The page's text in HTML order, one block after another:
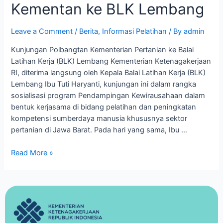
Kementan ke BLK Lembang
Leave a Comment / Berita, Informasi Pelatihan / Byadmin
Kunjungan Polbangtan Kementerian Pertanian ke Balai
Latihan Kerja (BLK) Lembang Kementerian Ketenagakerjaan
RI, diterima langsung oleh Kepala Balai Latihan Kerja (BLK)
Lembang Ibu Tuti Haryanti, kunjungan ini dalam rangka
sosialisasi program Pendampingan Kewirausahaan dalam
bentuk kerjasama di bidang pelatihan dan peningkatan
kompetensi sumberdaya manusia khususnya sektor
pertanian di Jawa Barat. Pada hari yang sama, Ibu …
Read More »